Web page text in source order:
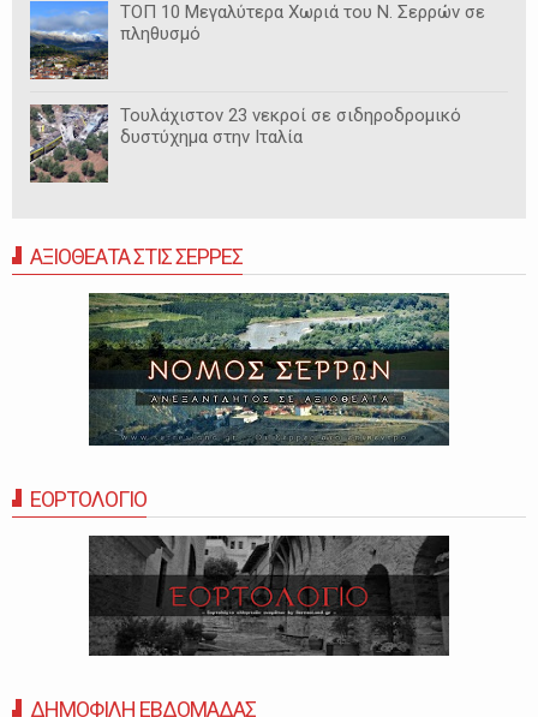
ΤΟΠ 10 Μεγαλύτερα Χωριά του Ν. Σερρών σε
πληθυσμό
Τουλάχιστον 23 νεκροί σε σιδηροδρομικό
δυστύχημα στην Ιταλία
ΑΞΙΟΘΕΑΤΑ ΣΤΙΣ ΣΕΡΡΕΣ
ΕΟΡΤΟΛΟΓΙΟ
ΔΗΜΟΦΙΛΗ ΕΒΔΟΜΑΔΑΣ